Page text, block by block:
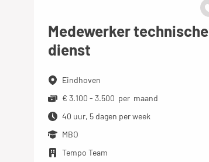
Medewerker technische
dienst
Eindhoven
€ 3.100 - 3.500 per maand
40 uur, 5 dagen per week
MBO
Tempo Team